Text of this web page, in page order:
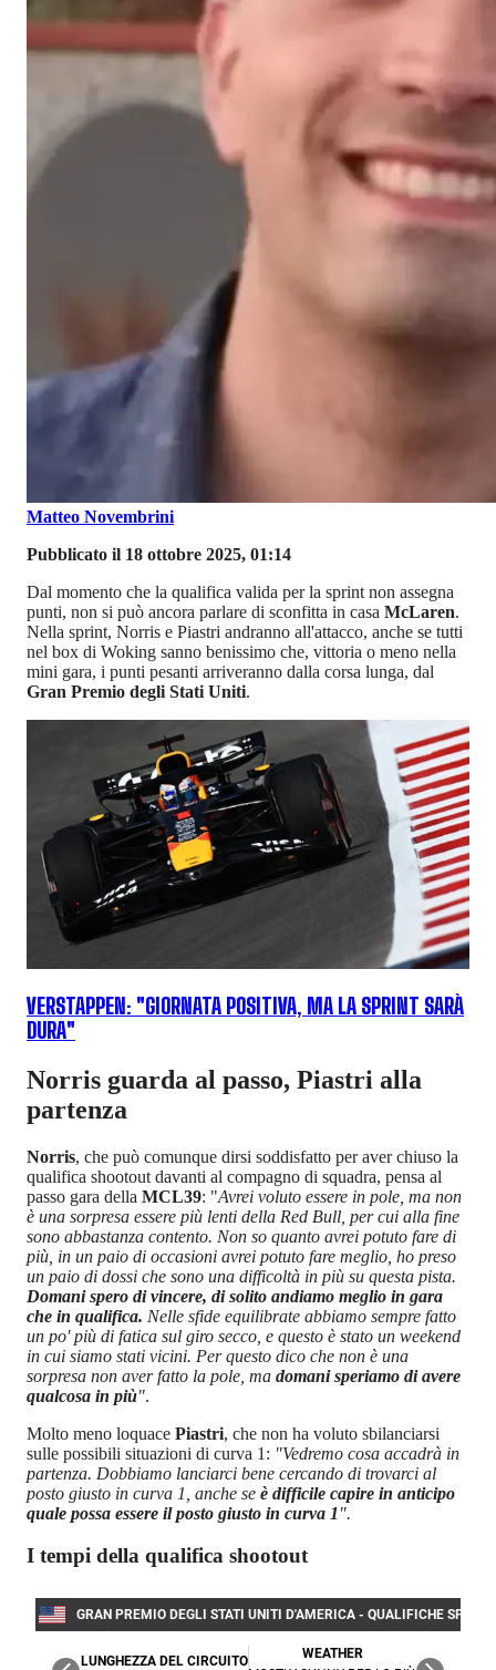
Matteo Novembrini
Pubblicato il 18 ottobre 2025, 01:14
Dal momento che la qualifica valida per la sprint non assegna
punti, non si può ancora parlare di sconfitta in casa McLaren.
Nella sprint, Norris e Piastri andranno all'attacco, anche se tutti
nel box di Woking sanno benissimo che, vittoria o meno nella
mini gara, i punti pesanti arriveranno dalla corsa lunga, dal
Gran Premio degli Stati Uniti.
VERSTAPPEN: "GIORNATA POSITIVA, MA LA SPRINT SARÀ
DURA"
Norris guarda al passo, Piastri alla
partenza
Norris, che può comunque dirsi soddisfatto per aver chiuso la
qualifica shootout davanti al compagno di squadra, pensa al
passo gara della MCL39: "Avrei voluto essere in pole, ma non
è una sorpresa essere più lenti della Red Bull, per cui alla fine
sono abbastanza contento. Non so quanto avrei potuto fare di
più, in un paio di occasioni avrei potuto fare meglio, ho preso
un paio di dossi che sono una difficoltà in più su questa pista.
Domani spero di vincere, di solito andiamo meglio in gara
che in qualifica. Nelle sfide equilibrate abbiamo sempre fatto
un po' più di fatica sul giro secco, e questo è stato un weekend
in cui siamo stati vicini. Per questo dico che non è una
sorpresa non aver fatto la pole, ma domani speriamo di avere
qualcosa in più".
Molto meno loquace Piastri, che non ha voluto sbilanciarsi
sulle possibili situazioni di curva 1: "Vedremo cosa accadrà in
partenza. Dobbiamo lanciarci bene cercando di trovarci al
posto giusto in curva 1, anche se è difficile capire in anticipo
quale possa essere il posto giusto in curva 1".
I tempi della qualifica shootout